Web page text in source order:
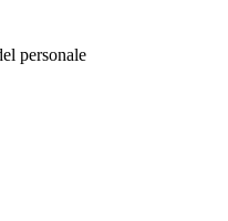
personale